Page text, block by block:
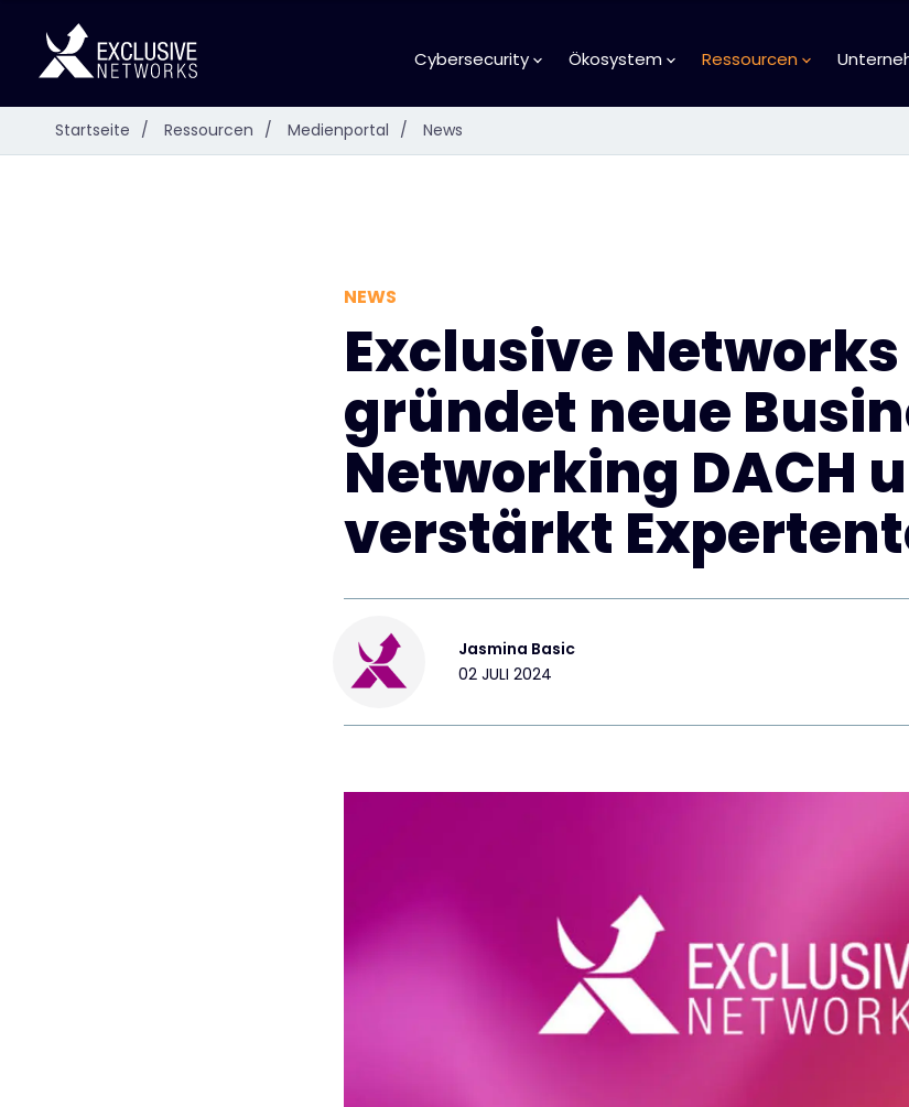
Cybersecurity Ökosystem Ressourcen
Startseite / Ressourcen / Medienportal / News
NEWS
Exclusive Networks
gründet neue
Networking DACH
verstärkt
Jasmina Basic
02 JULI 2024